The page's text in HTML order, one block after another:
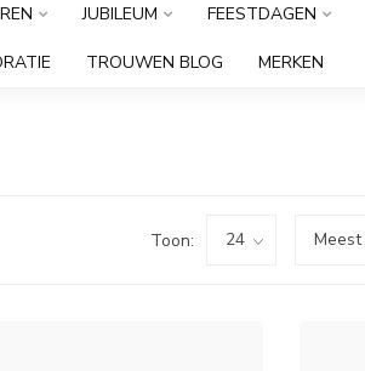
JUBILEUM FEESTDAGEN
TROUWEN BLOG MERKEN
Toon: